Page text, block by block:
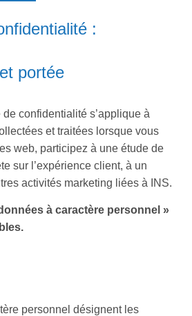
:
portée
confidentialité s’applique à
et traitées lorsque vous
web, participez à une étude de
sur l’expérience client, à un
activités marketing liées à INS.
à caractère personnel »
personnel désignent les